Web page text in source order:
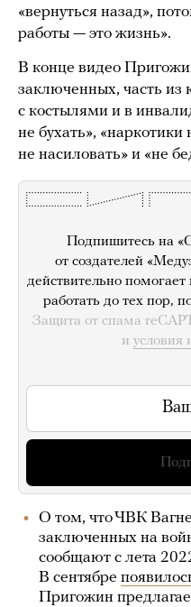
«вернуться назад»,
работы — это жизнь».
В конце видео
заключенных, часть из
с костылями и в
не бухать», «наркотики
не насиловать» и «не
Подпишитесь на
от создателей
действительно
работать до тех пор,
Защита от спама
и условия
О том, что ЧВК
заключенных на
сообщают с лета
В сентябре
Пригожин